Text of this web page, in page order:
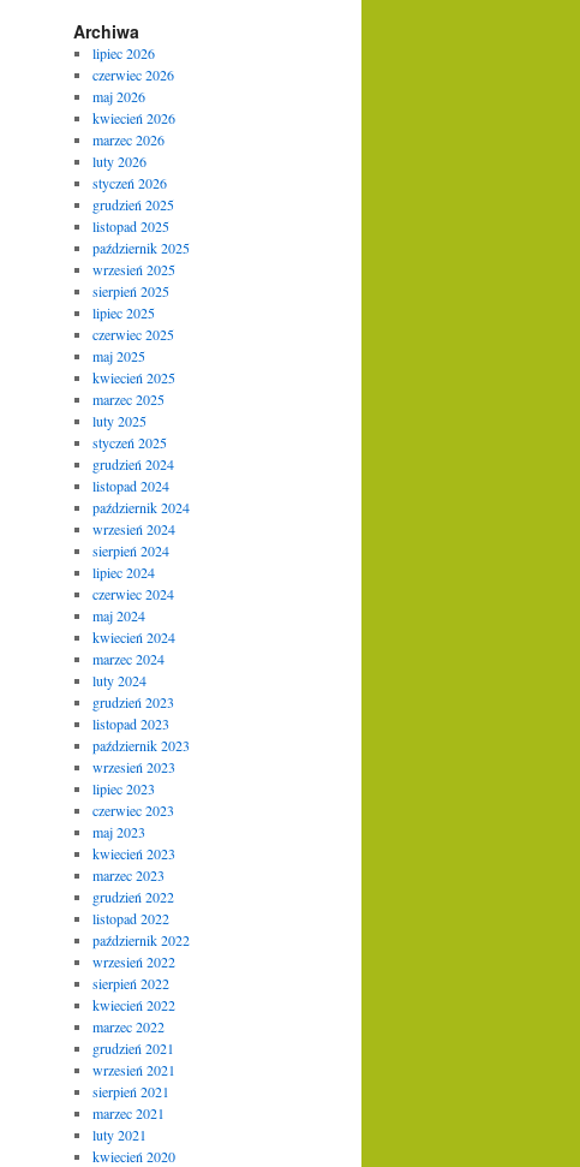
Archiwa
lipiec 2026
czerwiec 2026
maj 2026
kwiecień 2026
marzec 2026
luty 2026
styczeń 2026
grudzień 2025
listopad 2025
październik 2025
wrzesień 2025
sierpień 2025
lipiec 2025
czerwiec 2025
maj 2025
kwiecień 2025
marzec 2025
luty 2025
styczeń 2025
grudzień 2024
listopad 2024
październik 2024
wrzesień 2024
sierpień 2024
lipiec 2024
czerwiec 2024
maj 2024
kwiecień 2024
marzec 2024
luty 2024
grudzień 2023
listopad 2023
październik 2023
wrzesień 2023
lipiec 2023
czerwiec 2023
maj 2023
kwiecień 2023
marzec 2023
grudzień 2022
listopad 2022
październik 2022
wrzesień 2022
sierpień 2022
kwiecień 2022
marzec 2022
grudzień 2021
wrzesień 2021
sierpień 2021
marzec 2021
luty 2021
kwiecień 2020